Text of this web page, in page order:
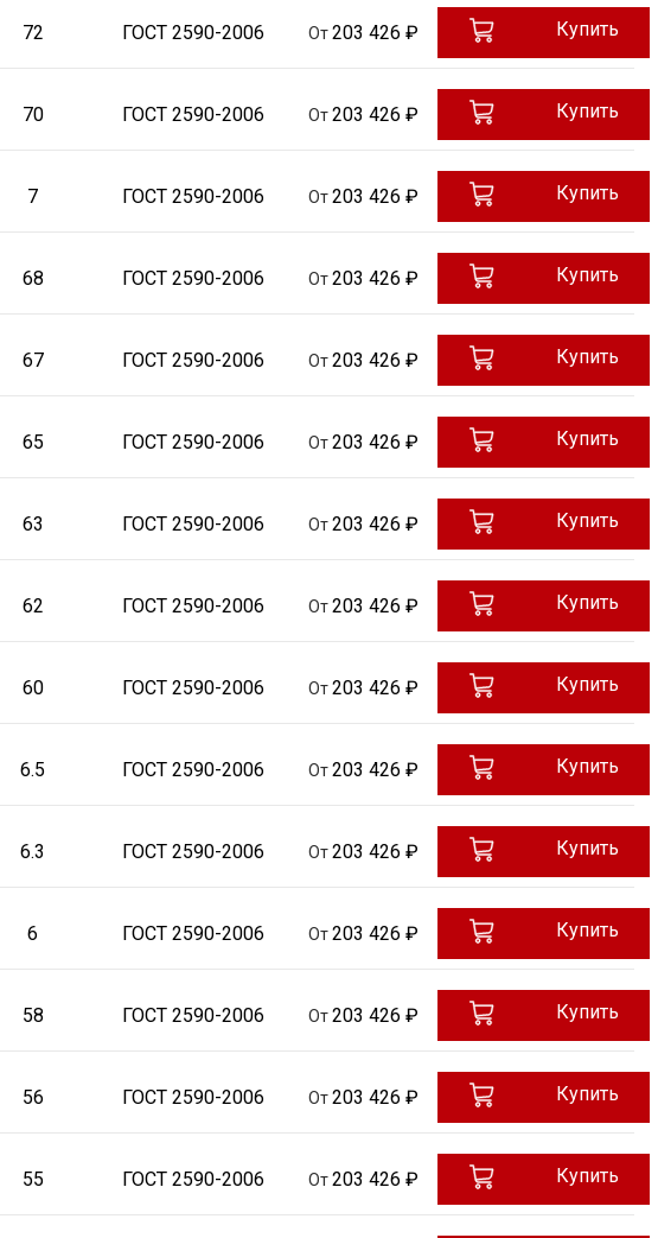
72 ГОСТ 2590-2006 От 203 426 ₽ Купить
70 ГОСТ 2590-2006 От 203 426 ₽ Купить
7 ГОСТ 2590-2006 От 203 426 ₽ Купить
68 ГОСТ 2590-2006 От 203 426 ₽ Купить
67 ГОСТ 2590-2006 От 203 426 ₽ Купить
65 ГОСТ 2590-2006 От 203 426 ₽ Купить
63 ГОСТ 2590-2006 От 203 426 ₽ Купить
62 ГОСТ 2590-2006 От 203 426 ₽ Купить
60 ГОСТ 2590-2006 От 203 426 ₽ Купить
6.5 ГОСТ 2590-2006 От 203 426 ₽ Купить
6.3 ГОСТ 2590-2006 От 203 426 ₽ Купить
6 ГОСТ 2590-2006 От 203 426 ₽ Купить
58 ГОСТ 2590-2006 От 203 426 ₽ Купить
56 ГОСТ 2590-2006 От 203 426 ₽ Купить
55 ГОСТ 2590-2006 От 203 426 ₽ Купить